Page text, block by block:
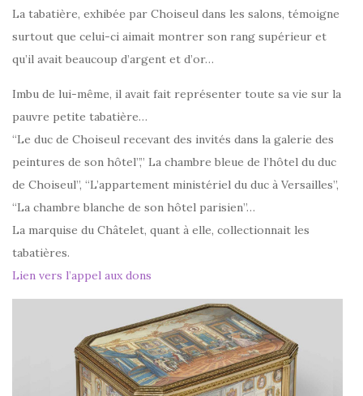
La tabatière, exhibée par Choiseul dans les salons, témoigne
surtout que celui-ci aimait montrer son rang supérieur et
qu’il avait beaucoup d’argent et d’or…
Imbu de lui-même, il avait fait représenter toute sa vie sur la
pauvre petite tabatière…
“Le duc de Choiseul recevant des invités dans la galerie des
peintures de son hôtel”,” La chambre bleue de l’hôtel du duc
de Choiseul”, “L’appartement ministériel du duc à Versailles”,
“La chambre blanche de son hôtel parisien”…
La marquise du Châtelet, quant à elle, collectionnait les
tabatières.
Lien vers l’appel aux dons